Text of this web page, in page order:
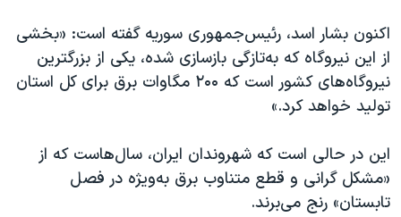
اکنون بشار اسد، رئیس‌جمهوری سوریه گفته‌ است: «بخشی
از این نیروگاه که به‌تازگی بازسازی شده، یکی از بزرگترین
نیروگاه‌های کشور است که ۲۰۰ مگاوات برق برای کل استان
تولید خواهد کرد.»
این در حالی است که شهروندان ایران، سال‌هاست که از
«مشکل گرانی و قطع متناوب برق به‌ویژه در فصل
تابستان» رنج می‌برند.